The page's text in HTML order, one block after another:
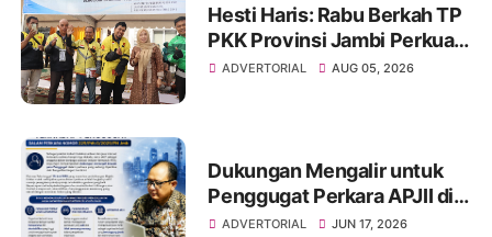
Hesti Haris: Rabu Berkah TP
PKK Provinsi Jambi Perkuat
Literasi Keuangan dan
ADVERTORIAL AUG 05, 2026
Dukungan Mengalir untuk
Penggugat Perkara APJII di
PN Jambi, Tata Kelola
ADVERTORIAL JUN 17, 2026